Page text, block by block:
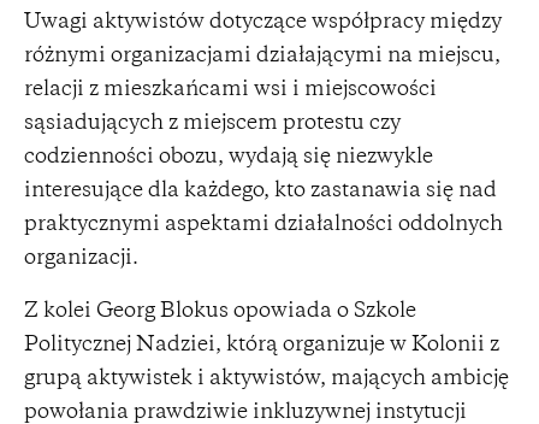
Uwagi aktywistów dotyczące współpracy między
różnymi organizacjami działającymi na miejscu,
relacji z mieszkańcami wsi i miejscowości
sąsiadujących z miejscem protestu czy
codzienności obozu, wydają się niezwykle
interesujące dla każdego, kto zastanawia się nad
praktycznymi aspektami działalności oddolnych
organizacji.
Z kolei Georg Blokus opowiada o Szkole
Politycznej Nadziei, którą organizuje w Kolonii z
grupą aktywistek i aktywistów, mających ambicję
powołania prawdziwie inkluzywnej instytucji